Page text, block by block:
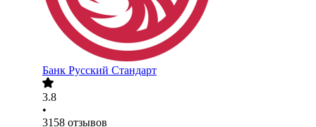
Банк Русский Стандарт
3.8
•
3158 отзывов